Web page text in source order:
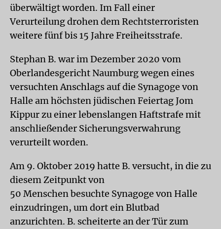
überwältigt worden. Im Fall einer
Verurteilung drohen dem Rechtsterroristen
weitere fünf bis 15 Jahre Freiheitsstrafe.
Stephan B. war im Dezember 2020 vom
Oberlandesgericht Naumburg wegen eines
versuchten Anschlags auf die Synagoge von
Halle am höchsten jüdischen Feiertag Jom
Kippur zu einer lebenslangen Haftstrafe mit
anschließender Sicherungsverwahrung
verurteilt worden.
Am 9. Oktober 2019 hatte B. versucht, in die zu
diesem Zeitpunkt von
50 Menschen besuchte Synagoge von Halle
einzudringen, um dort ein Blutbad
anzurichten. B. scheiterte an der Tür zum